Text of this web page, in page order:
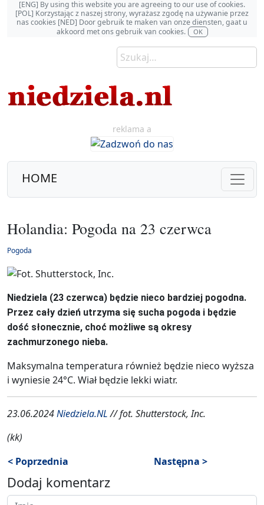
[ENG] By using this website you are agreeing to our use of cookies.
[POL] Korzystając z naszej strony, wyrażasz zgodę na używanie przez
nas cookies [NED] Door gebruik te maken van onze diensten, gaat u
akkoord met ons gebruik van cookies.
OK
reklama a
HOME
Holandia: Pogoda na 23 czerwca
Pogoda
Niedziela (23 czerwca) będzie nieco bardziej pogodna.
Przez cały dzień utrzyma się sucha pogoda i będzie
dość słonecznie, choć możliwe są okresy
zachmurzonego nieba.
Maksymalna temperatura również będzie nieco wyższa
i wyniesie 24°C. Wiał będzie lekki wiatr.
23.06.2024Niedziela.NL// fot. Shutterstock, Inc.
(kk)
< Poprzednia
Następna >
Dodaj komentarz